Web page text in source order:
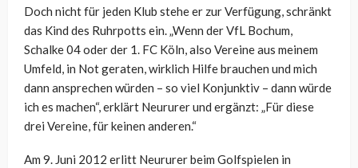
Doch nicht für jeden Klub stehe er zur Verfügung, schränkt
das Kind des Ruhrpotts ein. „Wenn der VfL Bochum,
Schalke 04 oder der 1. FC Köln, also Vereine aus meinem
Umfeld, in Not geraten, wirklich Hilfe brauchen und mich
dann ansprechen würden – so viel Konjunktiv – dann würde
ich es machen“, erklärt Neururer und ergänzt: „Für diese
drei Vereine, für keinen anderen.“
Am 9. Juni 2012 erlitt Neururer beim Golfspielen in